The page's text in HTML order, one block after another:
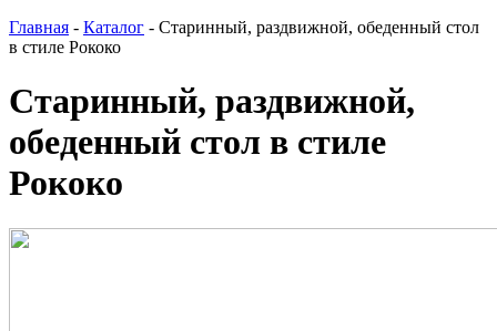
Главная - Каталог - Старинный, раздвижной, обеденный стол
в стиле Рококо
Старинный, раздвижной,
обеденный стол в стиле
Рококо